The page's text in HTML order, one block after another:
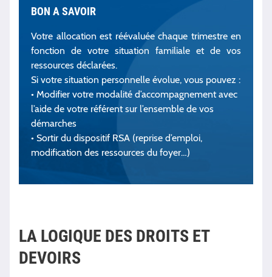
BON A SAVOIR
Votre allocation est réévaluée chaque trimestre en
fonction de votre situation familiale et de vos
ressources déclarées.
Si votre situation personnelle évolue, vous pouvez :
• Modifier votre modalité d’accompagnement avec
l’aide de votre référent sur l’ensemble de vos
démarches
• Sortir du dispositif RSA (reprise d’emploi,
modification des ressources du foyer…)
LA LOGIQUE DES DROITS ET
DEVOIRS